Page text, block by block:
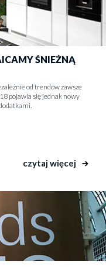
ŚNIEŻNĄ
od trendów zawsze
pojawia się jednak nowy
czytaj więcej